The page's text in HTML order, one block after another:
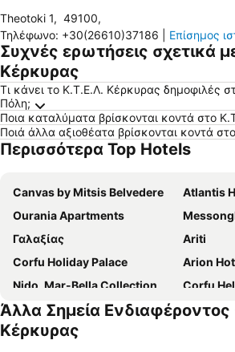
Theotoki 1, 49100,
Τηλέφωνο: +30(26610)37186 Επίσημος
Συχνές ερωτήσεις σχετικά
Κέρκυρας
Τι κάνει το Κ.Τ.Ε.Λ. Κέρκυρας δημοφιλές
Πόλη;
Ποια καταλύματα βρίσκονται κοντά στο
Ποιά άλλα αξιοθέατα βρίσκονται κοντά
Περισσότερα Top Hotels
Canvas by Mitsis Belvedere
Atlantis
Ourania Apartments
Γαλαξίας
Ariti
Corfu Holiday Palace
Arion
Nido, Mar-Bella Collection
Corfu
Mon Repos Palace
Royal
Silver Bay
Άλλα Σημεία
Κέρκυρας